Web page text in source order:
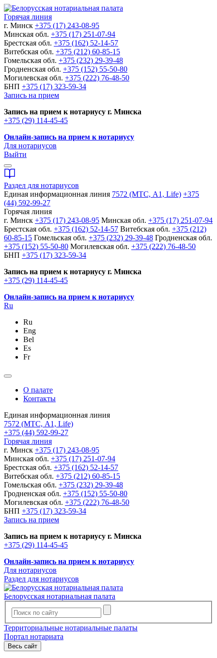
Горячая линия
г. Минск +375 (17) 243-08-95
Минская обл. +375 (17) 251-07-94
Брестская обл. +375 (162) 52-14-57
Витебская обл. +375 (212) 60-85-15
Гомельская обл. +375 (232) 29-39-48
Гродненская обл. +375 (152) 55-50-80
Могилевская обл. +375 (222) 76-48-50
БНП +375 (17) 323-59-34
Запись на прием
Запись на прием к нотариусу г. Минска
+375 (29) 114-45-45
Онлайн-запись на прием к нотариусу
Для нотариусов
Выйти
Раздел для нотариусов
Единая информационная линия 7572 (МТС, A1, Life) +375
(44) 592-99-27
Горячая линия
г. Минск +375 (17) 243-08-95 Минская обл. +375 (17) 251-07-94
Брестская обл. +375 (162) 52-14-57 Витебская обл. +375 (212)
60-85-15 Гомельская обл. +375 (232) 29-39-48 Гродненская обл.
+375 (152) 55-50-80 Могилевская обл. +375 (222) 76-48-50
БНП +375 (17) 323-59-34
Запись на прием к нотариусу г. Минска
+375 (29) 114-45-45
Онлайн-запись на прием к нотариусу
Ru
Ru
Eng
Bel
Es
Fr
О палате
Контакты
Единая информационная линия
7572 (МТС, A1, Life)
+375 (44) 592-99-27
Горячая линия
г. Минск +375 (17) 243-08-95
Минская обл. +375 (17) 251-07-94
Брестская обл. +375 (162) 52-14-57
Витебская обл. +375 (212) 60-85-15
Гомельская обл. +375 (232) 29-39-48
Гродненская обл. +375 (152) 55-50-80
Могилевская обл. +375 (222) 76-48-50
БНП +375 (17) 323-59-34
Запись на прием
Запись на прием к нотариусу г. Минска
+375 (29) 114-45-45
Онлайн-запись на прием к нотариусу
Для нотариусов
Раздел для нотариусов
Белорусская нотариальная палата
Территориальные нотариальные палаты
Портал нотариата
Весь сайт